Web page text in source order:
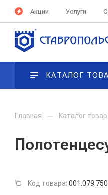
Акции Услуги
КАТАЛОГ
Главная — Каталог
Код товара: 001.079.750